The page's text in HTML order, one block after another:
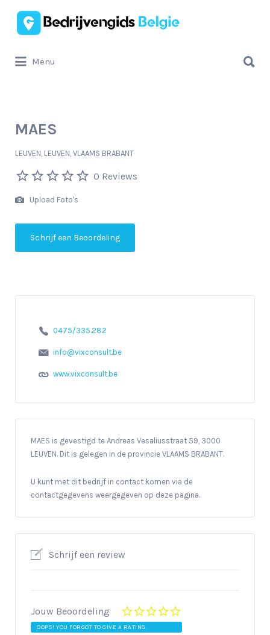
Zoek
naar:
Menu
naar:
MAES
LEUVEN, LEUVEN, VLAAMS BRABANT
0 Reviews
Upload Foto's
Schrijf een Beoordeling
0475/335.282
info@vixconsult.be
www.vixconsult.be
MAES is gevestigd te Andreas Vesaliusstraat 59, 3000
LEUVEN. Dit is gelegen in de provincie VLAAMS BRABANT.
U kunt met dit bedrijf in contact komen via de
contactgegevens weergegeven op deze pagina.
Schrijf een review
Jouw Beoordeling
OOPS! YOU FORGOT TO GIVE A RATING.